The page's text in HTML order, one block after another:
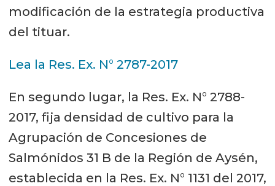
modificación de la estrategia productiva
del tituar.
Lea la Res. Ex. N° 2787-2017
En segundo lugar, la Res. Ex. N° 2788-
2017, fija densidad de cultivo para la
Agrupación de Concesiones de
Salmónidos 31 B de la Región de Aysén,
establecida en la Res. Ex. N° 1131 del 2017,